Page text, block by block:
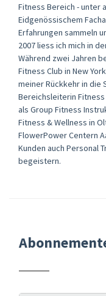
Fitness Bereich - unter
Eidgenössischem
Erfahrungen sammeln
2007 liess ich mich in
Während zwei Jahren
Fitness Club in New
meiner Rückkehr in die
Bereichsleiterin
als Group Fitness
Fitness & Wellness in
FlowerPower Centern
Kunden auch Personal
begeistern.